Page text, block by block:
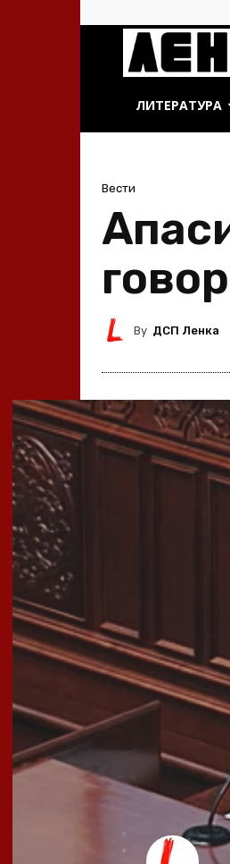
ЛИТЕРАТУРА
Вести
By ДСП Ленка